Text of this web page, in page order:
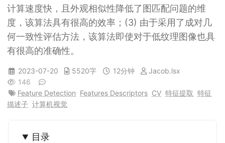
计算速度快，且外观相似性降低了图匹配问题的维
度，该算法具有很高的效率；(3) 由于采用了成对几
何一致性评估方法，该算法即使对于低纹理图像也具
有很高的准确性。
2023-07-20 5520字 12分钟
Jacob.lsx
146
Feature Detection Features Descriptors CV 特征提取 特征
描述子 计算机视觉
目录